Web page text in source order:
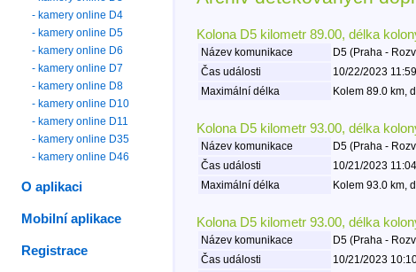
Kolona D5 kilometr 89.00, délka
Název komunikace D5 (Praha -
Čas události
10/22/2023
Maximální délka
Kolem 89.0 km,
Kolona D5 kilometr 93.00, délka
Název komunikace D5 (Praha -
Čas události
10/21/2023
Maximální délka
Kolem 93.0 km,
Kolona D5 kilometr 93.00, délka
Název komunikace D5 (Praha -
Čas události
10/21/2023
- kamery online D4
- kamery online D5
- kamery online D6
- kamery online D7
- kamery online D8
- kamery online D10
- kamery online D11
- kamery online D35
- kamery online D46
O aplikaci
Mobilní aplikace
Registrace